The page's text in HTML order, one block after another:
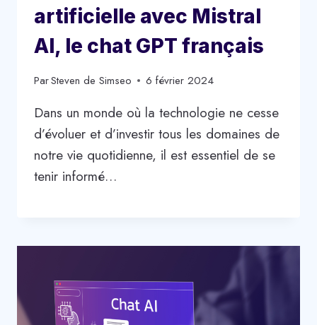
artificielle avec Mistral
AI, le chat GPT français
ParSteven de Simseo 6 février 2024
Dans un monde où la technologie ne cesse
d’évoluer et d’investir tous les domaines de
notre vie quotidienne, il est essentiel de se
tenir informé…